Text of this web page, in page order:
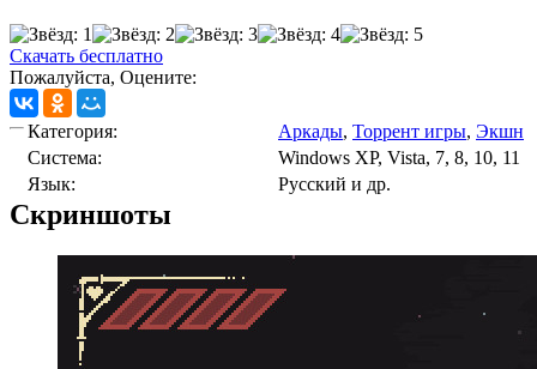
Скачать бесплатно
Пожалуйста, Оцените:
Категория: Аркады, Торрент игры, Экшн
Cистема:
Windows XP, Vista, 7, 8, 10, 11
Язык:
Русский и др.
Скриншоты